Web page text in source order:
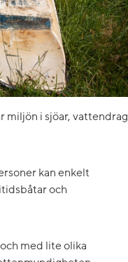
miljön i sjöar, vattendrag
kan enkelt
och
med lite olika